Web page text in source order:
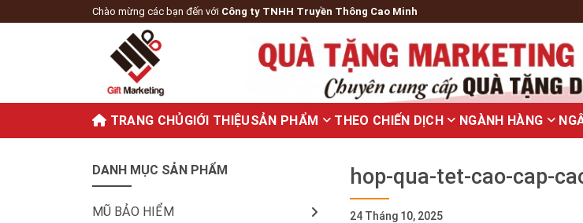
Chào mừng các bạn đến với Công ty TNHH Truyền Thông Cao Minh
TRANG CHỦGIỚI THIỆUSẢN PHẨM THEO CHIẾN DỊCH NGÀNH HÀNG
hop-qua-tet-cao-cap-
24 Tháng 10, 2025
DANH MỤC SẢN PHẨM
MŨ BẢO HIỂM